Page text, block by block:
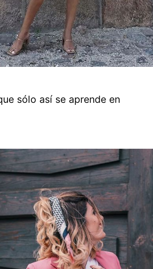
sólo así se aprende en